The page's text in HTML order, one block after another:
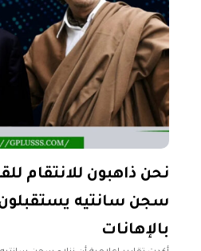
نحن ذاهبون للانتقام
سجن سانتيه
بالإهانات